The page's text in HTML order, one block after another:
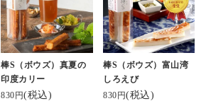
#河内屋 #酒のあて #
酒スタグラム
#保存料無添加 #プレ
ゼントに #お土産に
PR kamaboko_jp
#ギフトにおすすめ #お
取り寄せグルメ #富山観
棒S（ボウズ）真夏の
印度カリー
830円(税込)
棒S（ボウズ）富山湾
しろえび
830円(税込)